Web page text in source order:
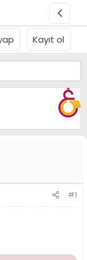
Kayıt ol
#1